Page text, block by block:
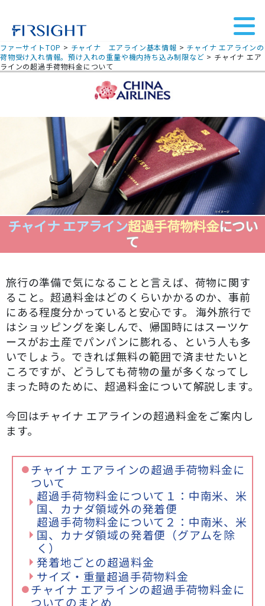
ファーサイトTOP > チャイナ エアライン基本情報 > チャイナ エアラインの
荷物受け入れ情報。預け入れの重量や機内持ち込み制限など > チャイナ エア
ラインの超過手荷物料金について
チャイナ エアライン超過手荷物料金につい
て
旅行の準備で気になることと言えば、荷物に関す
ること。超過料金はどのくらいかかるのか、事前
にある程度分かっていると安心です。 海外旅行で
はショッピングを楽しんで、帰国時にはスーツケ
ースがお土産でパンパンに膨れる、という人も多
いでしょう。できれば無料の範囲で済ませたいと
ころですが、どうしても荷物の量が多くなってし
まった時のために、超過料金について解説します。
今回はチャイナ エアラインの超過料金をご案内し
ます。
チャイナ エアラインの超過手荷物料金に
ついて
超過手荷物料金について１：中南米、米
国、カナダ領域外の発着便
超過手荷物料金について２：中南米、米
国、カナダ領域の発着便（グアムを除
く）
発着地ごとの超過料金
サイズ・重量超過手荷物料金
チャイナ エアラインの超過手荷物料金に
ついてのまとめ